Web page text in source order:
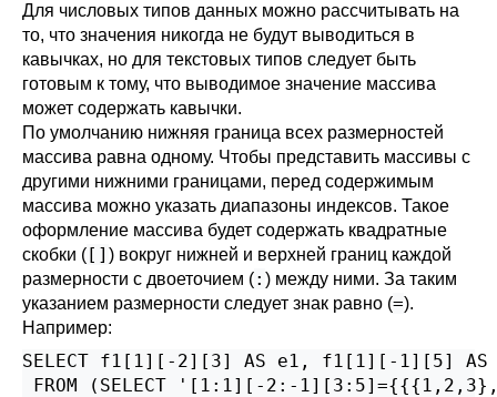
Для числовых типов данных можно рассчитывать на
то, что значения никогда не будут выводиться в
кавычках, но для текстовых типов следует быть
готовым к тому, что выводимое значение массива
может содержать кавычки.
По умолчанию нижняя граница всех размерностей
массива равна одному. Чтобы представить массивы с
другими нижними границами, перед содержимым
массива можно указать диапазоны индексов. Такое
оформление массива будет содержать квадратные
скобки ([] ) вокруг нижней и верхней границ каждой
размерности с двоеточием (: ) между ними. За таким
указанием размерности следует знак равно (=).
Например:
SELECT f1[1][-2][3] AS e1, f1[1][-1][5] AS
FROM (SELECT '[1:1][-2:-